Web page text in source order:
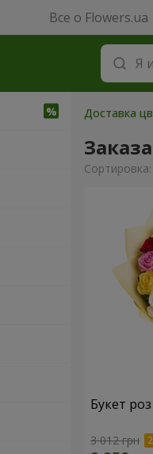
Все о Flowers.ua
Доставка
Cортировка:
Букет
3 012 грн